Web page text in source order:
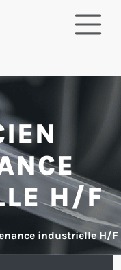
H/F
industrielle H/F